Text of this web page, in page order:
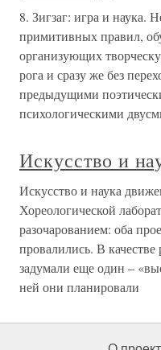
8. Зигзаг: игра и наука.
примитивных правил,
организующих
рога и сразу же без
предыдущими
психологическими
Искусство и
Искусство и наука
Хореологической
разочарованием: оба
провалились. В
задумали еще один –
ней они планировали